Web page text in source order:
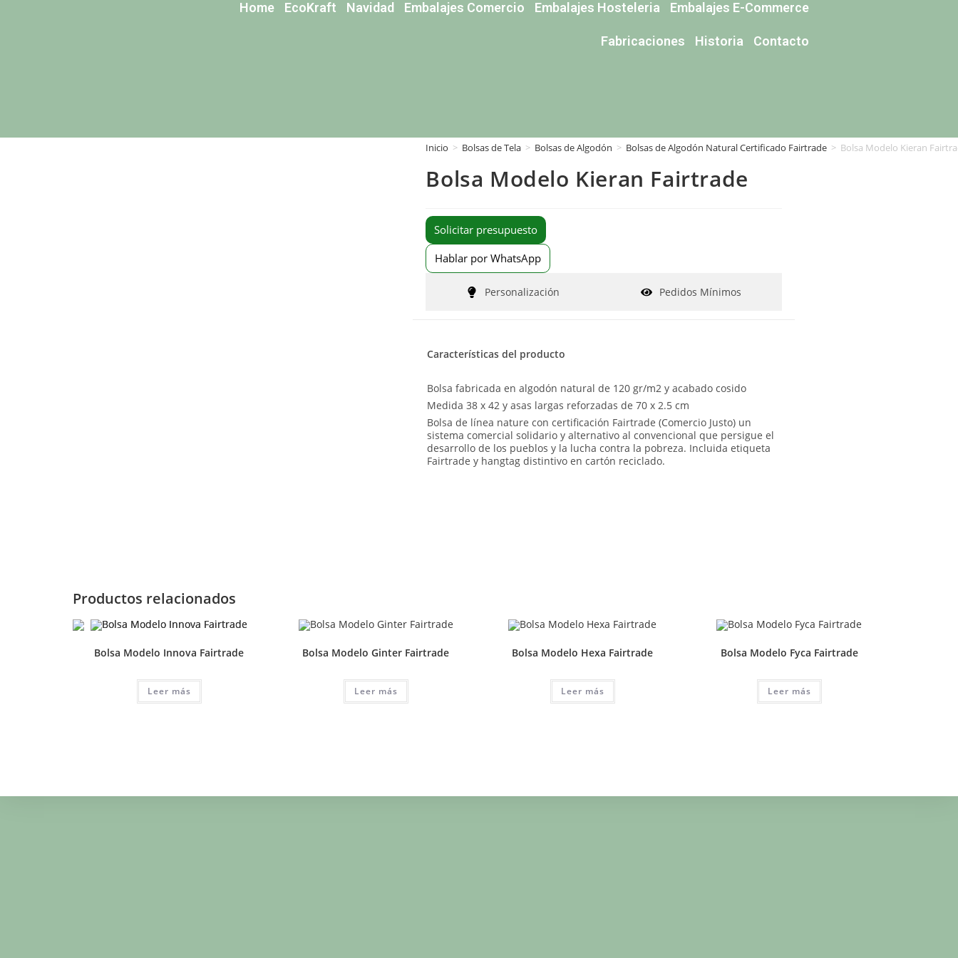
Home EcoKraft Navidad Embalajes Comercio Embalajes Hosteleria Embalajes E-Commerce
Fabricaciones Historia Contacto
Inicio > Bolsas de Tela > Bolsas de Algodón > Bolsas de Algodón Natural Certificado Fairtrade > Bolsa Modelo Kieran
Bolsa Modelo Kieran Fairtrade
Solicitar presupuesto
Hablar por WhatsApp
Personalización Pedidos Mínimos
Características del producto
Bolsa fabricada en algodón natural de 120 gr/m2 y acabado cosido
Medida 38 x 42 y asas largas reforzadas de 70 x 2.5 cm
Bolsa de línea nature con certificación Fairtrade (Comercio Justo) un
sistema comercial solidario y alternativo al convencional que persigue el
desarrollo de los pueblos y la lucha contra la pobreza. Incluida etiqueta
Fairtrade y hangtag distintivo en cartón reciclado.
Productos relacionados
Bolsa Modelo Innova Fairtrade
Leer más
Bolsa Modelo Ginter Fairtrade
Leer más
Bolsa Modelo Hexa Fairtrade
Leer más
Bolsa Modelo Fyca Fairtrade
Leer más